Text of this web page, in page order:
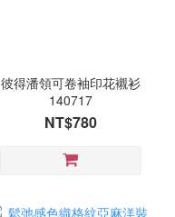
彼得潘領可卷袖印花襯衫
140717
NT$780